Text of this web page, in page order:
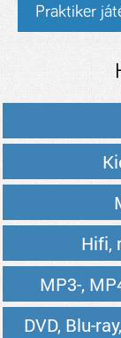
Praktiker
Hifi,
MP3-,
DVD, Blu-